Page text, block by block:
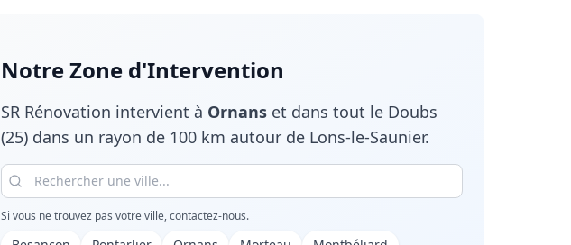
Notre Zone d'Intervention
SR Rénovation intervient à Ornans et dans tout le Doubs
(25) dans un rayon de 100 km autour de Lons-le-Saunier.
Si vous ne trouvez pas votre ville, contactez-nous.